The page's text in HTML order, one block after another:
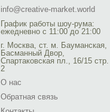
info@creative-market.world
График работы шоу-рума:
ежедневно с 11:00 до 21:00
г. Москва, ст. м. Бауманская,
Басманный Двор,
Спартаковская пл., 16/15 стр.
2
О нас
Обратная связь